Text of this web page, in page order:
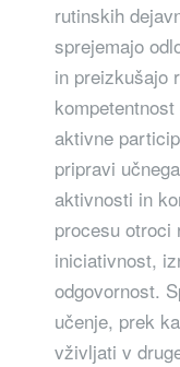
rutinskih
sprejemajo
in preizkušajo
aktivne
pripravi
aktivnosti in
procesu otroci
iniciativnost,
odgovornost.
učenje, prek
vživljati v